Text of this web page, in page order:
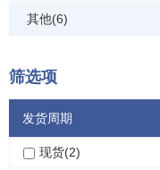
其他(6)
筛选项
发货周期
现货(2)